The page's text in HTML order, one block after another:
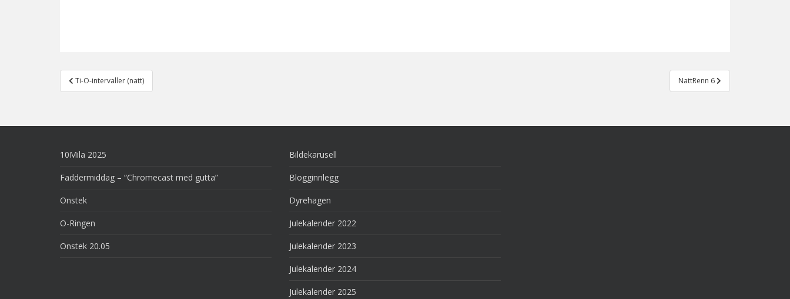
Post
navigation
Ti-O-intervaller (natt) NattRenn 6
10Mila 2025
Faddermiddag – “Chromecast med gutta”
Onstek
O-Ringen
Onstek 20.05
Bildekarusell
Blogginnlegg
Dyrehagen
Julekalender 2022
Julekalender 2023
Julekalender 2024
Julekalender 2025